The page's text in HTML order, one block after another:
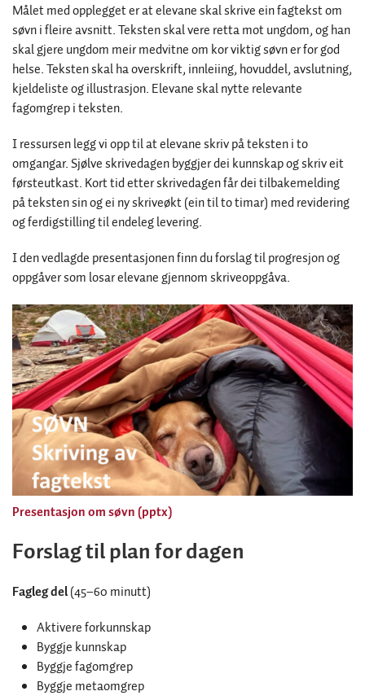
Målet med opplegget er at elevane skal skrive ein fagtekst om
søvn i fleire avsnitt. Teksten skal vere retta mot ungdom, og han
skal gjere ungdom meir medvitne om kor viktig søvn er for god
helse. Teksten skal ha overskrift, innleiing, hovuddel, avslutning,
kjeldeliste og illustrasjon. Elevane skal nytte relevante
fagomgrep i teksten.
I ressursen legg vi opp til at elevane skriv på teksten i to
omgangar. Sjølve skrivedagen byggjer dei kunnskap og skriv eit
førsteutkast. Kort tid etter skrivedagen får dei tilbakemelding
på teksten sin og ei ny skriveøkt (ein til to timar) med revidering
og ferdigstilling til endeleg levering.
I den vedlagde presentasjonen finn du forslag til progresjon og
oppgåver som losar elevane gjennom skriveoppgåva.
Presentasjon om søvn (pptx)
Forslag til plan for dagen
Fagleg del(45–60 minutt)
Aktivere forkunnskap
Byggje kunnskap
Byggje fagomgrep
Byggje metaomgrep